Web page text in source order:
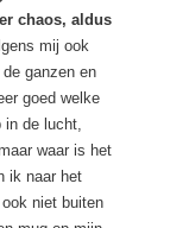
chaos, aldus
mij ook
ganzen en
goed welke
de lucht,
waar is het
ik naar het
niet buiten